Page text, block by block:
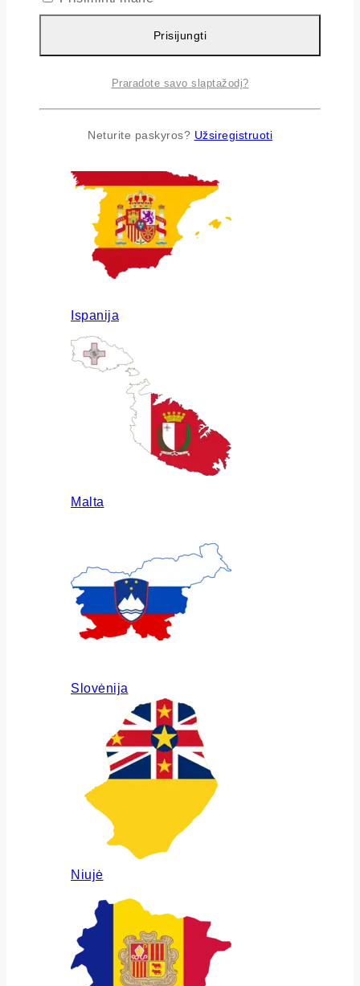
Airija
Ispanija
Malta
Slovėnija
Niujė
Prisijungti
Praradote savo slaptažodį?
Neturite paskyros? Užsiregistruoti